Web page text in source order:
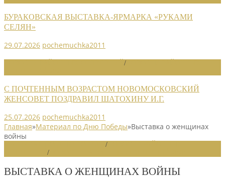
БУРАКОВСКАЯ ВЫСТАВКА-ЯРМАРКА «РУКАМИ
СЕЛЯН»
29.07.2026 pochemuchka2011
/
С ПОЧТЕННЫМ ВОЗРАСТОМ НОВОМОСКОВСКИЙ
ЖЕНСОВЕТ ПОЗДРАВИЛ ШАТОХИНУ И.Г.
25.07.2026 pochemuchka2011
Главная»Материал по Дню Победы»Выставка о женщинах
войны
/
/
ВЫСТАВКА О ЖЕНЩИНАХ ВОЙНЫ